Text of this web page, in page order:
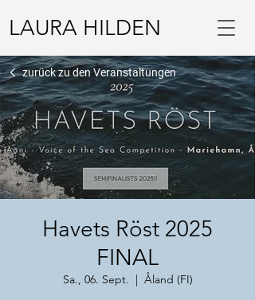
LAURA HILDEN
Havets Röst 2025
FINAL
Sa., 06. Sept.
  |
Åland (FI)
zurück zu den Veranstaltungen